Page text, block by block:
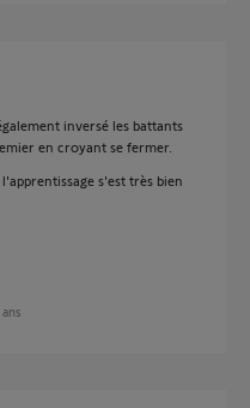
inversé les battants
en croyant se fermer.
s'est très bien
ans